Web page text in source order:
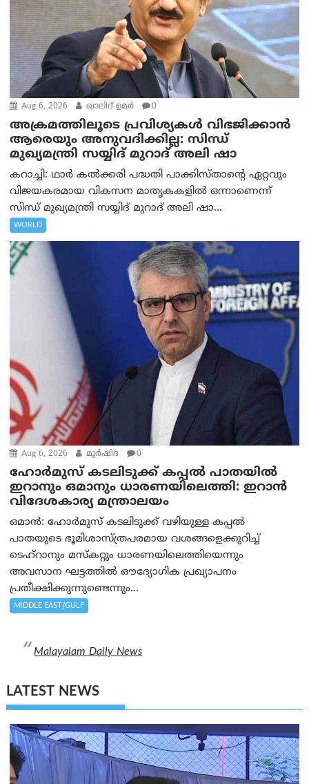
Aug 6, 2026 ഖാലിദ് ഉമര്‍ 0
അക്രമത്തിലൂടെ പ്രവിശ്യകൾ വിഭജിക്കാൻ
ആരെയും അനുവദിക്കില്ല: സിന്ധ്
മുഖ്യമന്ത്രി സയ്യിദ് മുറാദ് അലി ഷാ
കറാച്ചി: ഥാർ കൽക്കരി പദ്ധതി പാക്കിസ്താന്റെ ഏറ്റവും
വിജയകരമായ വികസന മാതൃകകളിൽ ഒന്നാണെന്ന്
സിന്ധ് മുഖ്യമന്ത്രി സയ്യിദ് മുറാദ് അലി ഷാ...
WORLD
Aug 6, 2026 മുര്‍ഷിദ 0
ഹോർമുസ് കടലിടുക്ക് കപ്പൽ പാതയിൽ
ഇറാനും ഒമാനും ധാരണയിലെത്തി: ഇറാൻ
വിദേശകാര്യ മന്ത്രാലയം
ഒമാന്‍: ഹോർമുസ് കടലിടുക്ക് വഴിയുള്ള കപ്പൽ
പാതയുടെ ഭൂമിശാസ്ത്രപരമായ വശങ്ങളെക്കുറിച്ച്
ടെഹ്‌റാനും മസ്‌കറ്റും ധാരണയിലെത്തിയെന്നും
അവസാന ഘട്ടത്തിൽ ഔദ്യോഗിക പ്രഖ്യാപനം
പ്രതീക്ഷിക്കുന്നുണ്ടെന്നും...
MIDDLE EAST/GULF
Malayalam Daily News
LATEST NEWS